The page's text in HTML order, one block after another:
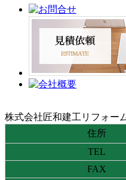
株式会社匠和建工リフォー
住所
TEL
FAX